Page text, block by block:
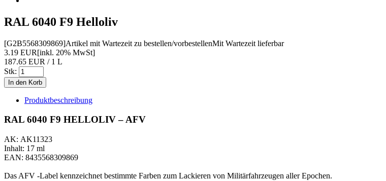
RAL 6040 F9 Helloliv
[G2B5568309869]Artikel mit Wartezeit zu bestellen/vorbestellenMit Wartezeit lieferbar
3.19 EUR[inkl. 20% MwSt]
187.65 EUR / 1 L
Stk:
Produktbeschreibung
RAL 6040 F9 HELLOLIV – AFV
AK: AK11323
Inhalt: 17 ml
EAN: 8435568309869
Das AFV -Label kennzeichnet bestimmte Farben zum Lackieren von Militärfahrzeugen aller Epochen.